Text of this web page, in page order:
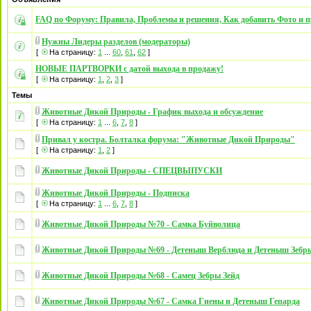
FAQ по Форуму: Правила, Проблемы и решения, Как добавить Фото и
Нужны Лидеры разделов (модераторы)
[ На страницу: 1 60 61 62 ]
НОВЫЕ ПАРТВОРКИ с датой выхода в продажу!
[ На страницу: 1 2 3 ]
Темы
Животные Дикой Природы - График выхода и обсуждение
[ На страницу: 1 6 7 8 ]
Привал у костра. Болталка форума: "Животные Дикой Природы"
[ На страницу: 1 2 ]
Животные Дикой Природы - СПЕЦВЫПУСКИ
Животные Дикой Природы - Подписка
[ На страницу: 1 6 7 8 ]
Животные Дикой Природы №70 - Самка Буйволица
Животные Дикой Природы №69 - Детеныш Верблюда и Детеныш
Животные Дикой Природы №68 - Самец Зебры Зейд
Животные Дикой Природы №67 - Самка Гиены и Детеныш Гепарда